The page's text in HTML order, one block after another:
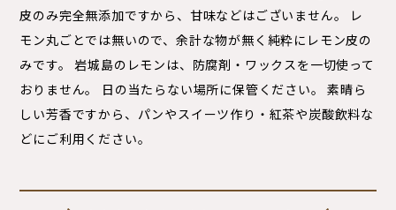
皮のみ完全無添加ですから、甘味などはございません。 レ
モン丸ごとでは無いので、余計な物が無く純粋にレモン皮の
みです。 岩城島のレモンは、防腐剤・ワックスを一切使って
おりません。 日の当たらない場所に保管ください。 素晴ら
しい芳香ですから、パンやスイーツ作り・紅茶や炭酸飲料な
どにご利用ください。